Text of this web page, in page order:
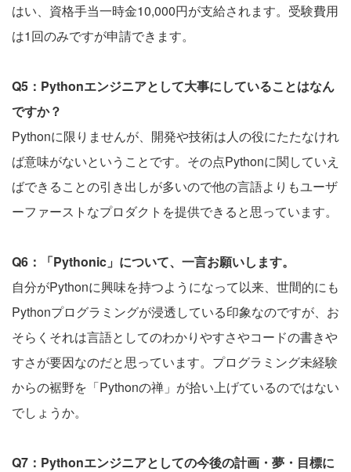
はい、資格手当一時金10,000円が支給されます。受験費用
は1回のみですが申請できます。
Q5：Pythonエンジニアとして大事にしていることはなん
ですか？
Pythonに限りませんが、開発や技術は人の役にたたなけれ
ば意味がないということです。その点Pythonに関していえ
ばできることの引き出しが多いので他の言語よりもユーザ
ーファーストなプロダクトを提供できると思っています。
Q6：「Pythonic」について、一言お願いします。
自分がPythonに興味を持つようになって以来、世間的にも
Pythonプログラミングが浸透している印象なのですが、お
そらくそれは言語としてのわかりやすさやコードの書きや
すさが要因なのだと思っています。プログラミング未経験
からの裾野を「Pythonの禅」が拾い上げているのではない
でしょうか。
Q7：Pythonエンジニアとしての今後の計画・夢・目標に